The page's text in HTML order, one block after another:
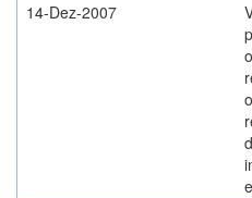
14-Dez-2007